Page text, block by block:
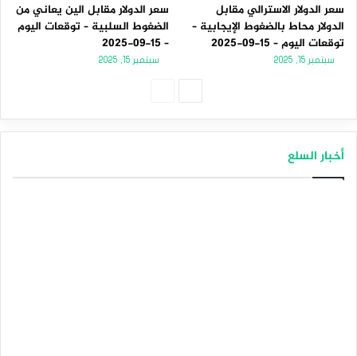
سعر الدولار الاسترالي مقابل
الدولار محاط بالضغوط الإيجابية –
توقعات اليوم – 15-09-2025
سبتمبر 15, 2025
سعر الدولار مقابل الين يعاني من
الضغوط السلبية – توقعات اليوم
– 15-09-2025
سبتمبر 15, 2025
أخبار السلع